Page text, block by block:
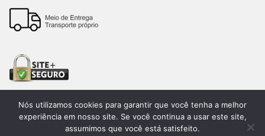
Todos os direitos reservados. 2026®. Lemon Bauru –
Nós utilizamos cookies para garantir que você tenha a melhor
experiência em nosso site. Se você continua a usar este site,
assumimos que você está satisfeito.